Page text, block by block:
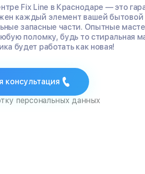
Fix Line в Краснодаре — это
каждый элемент вашей бытовой
запасные части. Опытные
поломку, будь то стиральная
будет работать как новая!
консультация
персональных данных